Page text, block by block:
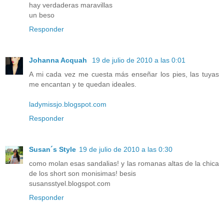
hay verdaderas maravillas
un beso
Responder
Johanna Acquah
19 de julio de 2010 a las 0:01
A mi cada vez me cuesta más enseñar los pies, las tuyas
me encantan y te quedan ideales.
ladymissjo.blogspot.com
Responder
Susan´s Style 19 de julio de 2010 a las 0:30
como molan esas sandalias! y las romanas altas de la chica
de los short son monisimas! besis
susansstyel.blogspot.com
Responder